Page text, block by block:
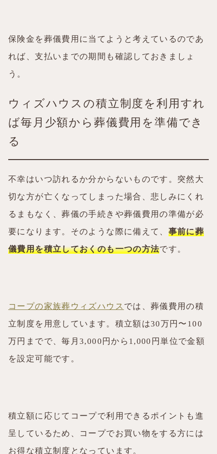
保険金を葬儀費用に当てようと考えているのであ
れば、支払いまでの期間も確認しておきましょ
う。
ウィズハウスの積立制度を利用すれ
ば毎月少額から葬儀費用を準備でき
る
不幸はいつ訪れるか分からないものです。突然大
切な方が亡くなってしまった場合、悲しみにくれ
るまもなく、葬儀の手続きや葬儀費用の準備が必
要になります。そのような際に備えて、 事前に葬
儀費用を積立しておくのも一つの方法です。
コープの家族葬ウィズハウス では、葬儀費用の積
立制度を用意しています。積立額は30万円〜100
万円までで、毎月3,000円から1,000円単位で金額
を設定可能です。
積立額に応じてコープで利用できるポイントも進
呈しているため、コープでお買い物をする方には
お得な積立制度となっています。